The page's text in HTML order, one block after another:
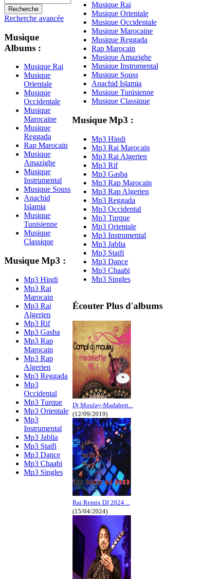
Recherche avancée
Musique
Albums :
Musique Rai
Musique
Orientale
Musique
Occidentale
Musique
Marocaine
Musique
Reggada
Rap Marocain
Musique
Amazighe
Musique
Instrumental
Musique Souss
Anachid
Islamia
Musique
Tunisienne
Musique
Classique
Musique Mp3 :
Mp3 Hindi
Mp3 Rai
Marocain
Mp3 Rai
Algerien
Mp3 Rif
Mp3 Gasba
Mp3 Rap
Marocain
Mp3 Rap
Algerien
Mp3 Reggada
Mp3
Occidental
Mp3 Turque
Mp3 Orientale
Mp3
Instrumental
Mp3 Jablia
Mp3 Staifi
Mp3 Dance
Mp3 Chaabi
Mp3 Singles
Musique Rai
Musique Orientale
Musique Occidentale
Musique Marocaine
Musique Reggada
Rap Marocain
Musique Amazighe
Musique Instrumental
Musique Souss
Anachid Islamia
Musique Tunisienne
Musique Classique
Musique Mp3 :
Mp3 Hindi
Mp3 Rai Marocain
Mp3 Rai Algerien
Mp3 Rif
Mp3 Gasba
Mp3 Rap Marocain
Mp3 Rap Algerien
Mp3 Reggada
Mp3 Occidental
Mp3 Turque
Mp3 Orientale
Mp3 Instrumental
Mp3 Jablia
Mp3 Staifi
Mp3 Dance
Mp3 Chaabi
Mp3 Singles
Écouter Plus d'albums
Dj Moulay-Madahett...
(12/09/2019)
Rai Remix DJ 2024 ...
(15/04/2024)